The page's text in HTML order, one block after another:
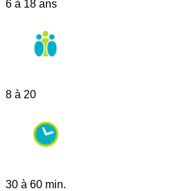
6 à 18 ans
8 à 20
30 à 60 min.